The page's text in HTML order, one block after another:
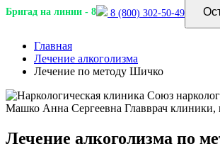
Бригад на линии - 8 8 (800) 302-50-49
Главная
Лечение алкоголизма
Лечение по методу Шичко
Машко Анна Сергеевна Главврач клиники,
Лечение алкоголизма по